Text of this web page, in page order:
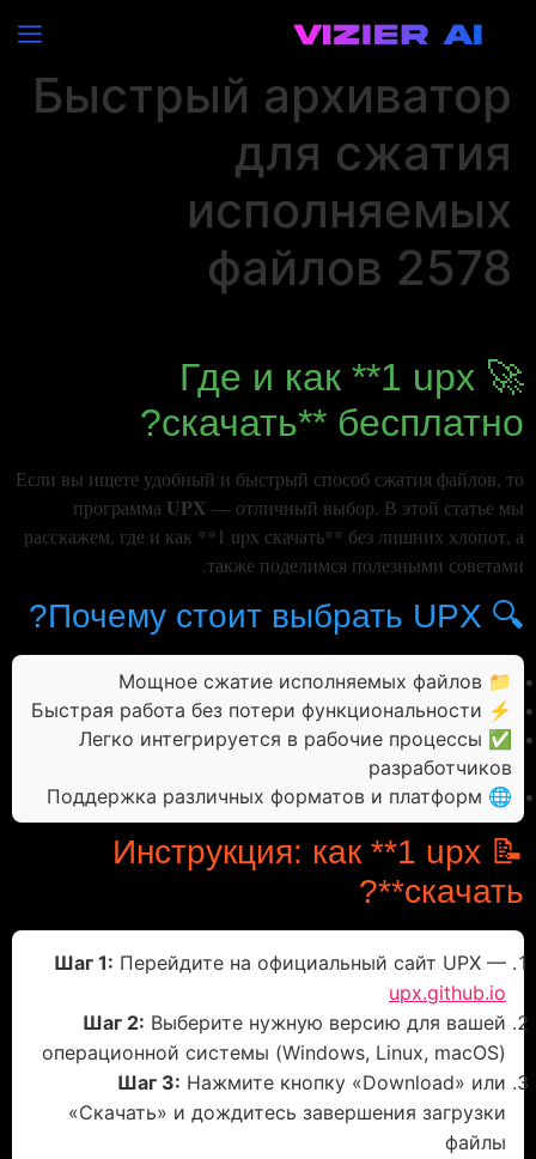
Скачать UPX –
Быстрый архиватор
для сжатия
исполняемых
файлов 2578
🚀 Где и как **1 upx
скачать** бесплатно?
Если вы ищете удобный и быстрый способ сжатия файлов, то
программа UPX — отличный выбор. В этой статье мы
расскажем, где и как **1 upx скачать** без лишних хлопот, а
также поделимся полезными советами.
🔍 Почему стоит выбрать UPX?
📁 Мощное сжатие исполняемых файлов
⚡ Быстрая работа без потери функциональности
✅ Легко интегрируется в рабочие процессы
разработчиков
🌐 Поддержка различных форматов и платформ
📝 Инструкция: как **1 upx
скачать**?
Шаг 1: Перейдите на официальный сайт UPX —
upx.github.io
Шаг 2: Выберите нужную версию для вашей
операционной системы (Windows, Linux, macOS)
Шаг 3: Нажмите кнопку «Download» или
«Скачать» и дождитесь завершения загрузки
файлы